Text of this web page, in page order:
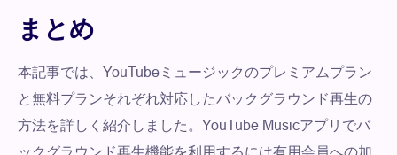
まとめ
本記事では、YouTubeミュージックのプレミアムプラン
と無料プランそれぞれ対応したバックグラウンド再生の
方法を詳しく紹介しました。YouTube Musicアプリでバ
ックグラウンド再生機能を利用するには有用会員への加